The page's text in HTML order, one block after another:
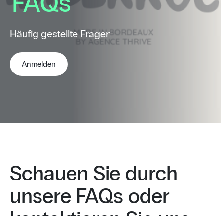
Häufig gestellte Fragen
Anmelden
Schauen Sie durch
unsere FAQs oder